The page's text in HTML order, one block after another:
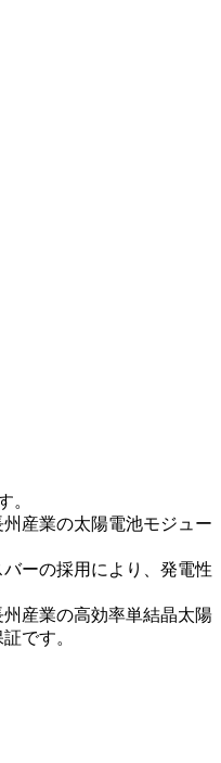
。
産業の太陽電池モジュー
ーの採用により、発電性
産業の高効率単結晶太陽
です。